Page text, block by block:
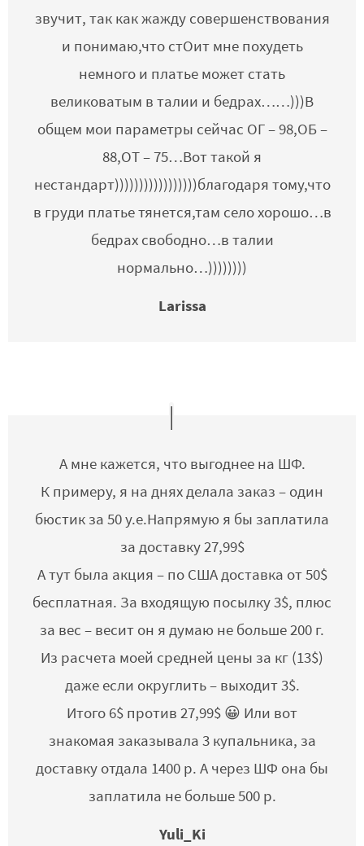
звучит, так как жажду совершенствования
и понимаю,что стОит мне похудеть
немного и платье может стать
великоватым в талии и бедрах……)))В
общем мои параметры сейчас ОГ – 98,ОБ –
88,ОТ – 75…Вот такой я
нестандарт)))))))))))))))))благодаря тому,что
в груди платье тянется,там село хорошо…в
бедрах свободно…в талии
нормально…))))))))
Larissa
А мне кажется, что выгоднее на ШФ.
К примеру, я на днях делала заказ – один
бюстик за 50 у.е.Напрямую я бы заплатила
за доставку 27,99$
А тут была акция – по США доставка от 50$
бесплатная. За входящую посылку 3$, плюс
за вес – весит он я думаю не больше 200 г.
Из расчета моей средней цены за кг (13$)
даже если округлить – выходит 3$.
Итого 6$ против 27,99$ 😀 Или вот
знакомая заказывала 3 купальника, за
доставку отдала 1400 р. А через ШФ она бы
заплатила не больше 500 р.
Yuli_Ki